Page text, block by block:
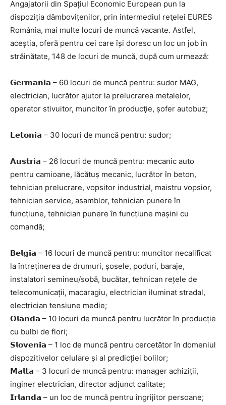
Angajatorii din Spațiul Economic European pun la
dispoziția dâmbovițenilor, prin intermediul reţelei EURES
România, mai multe locuri de muncă vacante. Astfel,
aceștia, oferă pentru cei care își doresc un loc un job în
străinătate, 148 de locuri de muncă, după cum urmează:
𝗚𝗲𝗿𝗺𝗮𝗻𝗶𝗮 – 60 locuri de muncă pentru: sudor MAG,
electrician, lucrător ajutor la prelucrarea metalelor,
operator stivuitor, muncitor în producţie, șofer autobuz;
𝗟𝗲𝘁𝗼𝗻𝗶𝗮 – 30 locuri de muncă pentru: sudor;
𝗔𝘂𝘀𝘁𝗿𝗶𝗮 – 26 locuri de muncă pentru: mecanic auto
pentru camioane, lăcătuș mecanic, lucrător în beton,
tehnician prelucrare, vopsitor industrial, maistru vopsior,
tehnician service, asamblor, tehnician punere în
funcțiune, tehnician punere în funcțiune mașini cu
comandă;
𝗕𝗲𝗹𝗴𝗶𝗮 – 16 locuri de muncă pentru: muncitor necalificat
la întreținerea de drumuri, șosele, poduri, baraje,
instalatori semineu/sobă, bucătar, tehnican rețele de
telecomunicații, macaragiu, electrician iluminat stradal,
electrician tensiune medie;
𝗢𝗹𝗮𝗻𝗱𝗮 – 10 locuri de muncă pentru lucrător în producție
cu bulbi de flori;
𝗦𝗹𝗼𝘃𝗲𝗻𝗶𝗮 – 1 loc de muncă pentru cercetător în domeniul
dispozitivelor celulare și al predicției bolilor;
𝗠𝗮𝗹𝘁𝗮 – 3 locuri de muncă pentru: manager achiziții,
inginer electrician, director adjunct calitate;
𝗜𝗿𝗹𝗮𝗻𝗱𝗮 – un loc de muncă pentru îngrijitor persoane;